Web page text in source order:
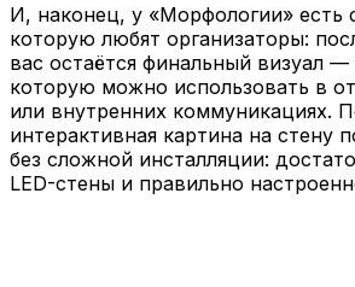
И, наконец, у «Морфологии» есть
которую любят организаторы:
вас остаётся финальный визуал
которую можно использовать в
или внутренних коммуникациях.
интерактивная картина на стену
без сложной инсталляции:
LED-стены и правильно